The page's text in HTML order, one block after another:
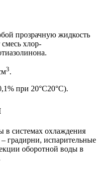
прозрачную жидкость
хлор-
3.
при 20°C20°C).
в системах охлаждения
градирни, испарительные
оборотной воды в